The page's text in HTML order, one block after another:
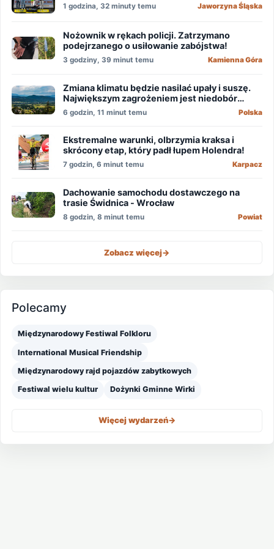
1 godzina, 32 minuty temu Jaworzyna Śląska
Nożownik w rękach policji. Zatrzymano
podejrzanego o usiłowanie zabójstwa!
3 godziny, 39 minut temu Kamienna Góra
Zmiana klimatu będzie nasilać upały i suszę.
Największym zagrożeniem jest niedobór
wody
6 godzin, 11 minut temu Polska
Ekstremalne warunki, olbrzymia kraksa i
skrócony etap, który padł łupem Holendra!
7 godzin, 6 minut temu Karpacz
Dachowanie samochodu dostawczego na
trasie Świdnica - Wrocław
8 godzin, 8 minut temu Powiat
Zobacz więcej->
Polecamy
Międzynarodowy Festiwal Folkloru
International Musical Friendship
Międzynarodowy rajd pojazdów zabytkowych
Festiwal wielu kultur Dożynki Gminne Wirki
Więcej wydarzeń->